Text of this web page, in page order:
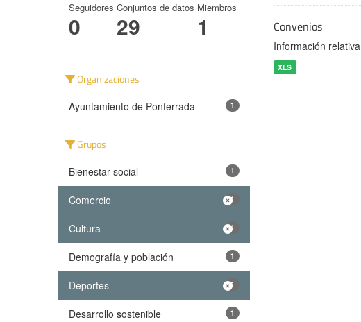
Seguidores
0
Conjuntos de datos
29
Miembros
1
Organizaciones
Ayuntamiento de Ponferrada 1
Grupos
Bienestar social 1
Comercio 1
Cultura 1
Demografía y población 1
Deportes 1
Desarrollo sostenible 1
Convenios
Información
XLS